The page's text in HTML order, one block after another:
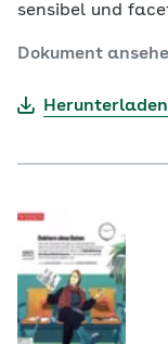
sensibel und
Dokument
Herunterladen